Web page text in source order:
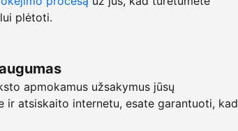
plėtoti.
apmokamus užsakymus jūsų
ir atsiskaito internetu, esate garantuoti, kad